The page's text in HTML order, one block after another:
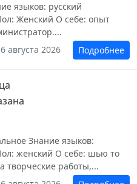
языков: русский
Женский О себе: опыт
6 августа 2026
Подробнее
Знание языков:
женский О себе: шью то
творческие работы,...